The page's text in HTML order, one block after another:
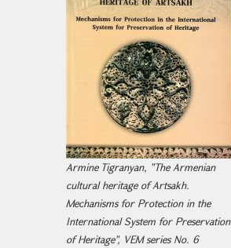
Armine Tigranyan, "The Armenian
cultural heritage of Artsakh.
Mechanisms for Protection in the
International System for Preservation
of Heritage", VEM series No. 6